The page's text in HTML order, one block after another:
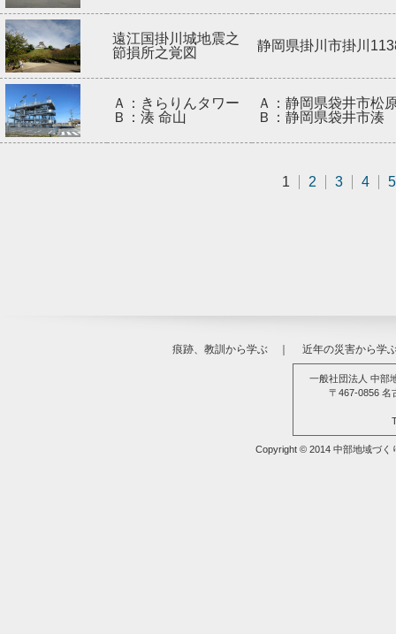
遠江国掛川城地震之
節損所之覚図
静岡県掛川市掛川
Ａ：きらりんタワー
Ｂ：湊 命山
Ａ：静岡県袋井市松
Ｂ：静岡県袋井市湊
1 2 3 4 5
痕跡、教訓から学ぶ｜ 近年の災害から学
一般社団法人 中部
〒467-0856 名
Copyright © 2014 中部地域づく